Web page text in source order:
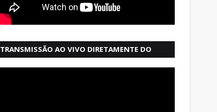
TRANSMISSÃO AO VIVO DIRETAMENTE DO